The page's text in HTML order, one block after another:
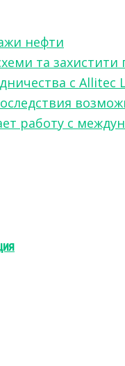
нефти
та захистити
с Allitec
работу с